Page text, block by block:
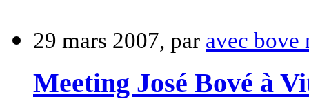
29 mars 2007, par avec bove
Meeting José Bové à